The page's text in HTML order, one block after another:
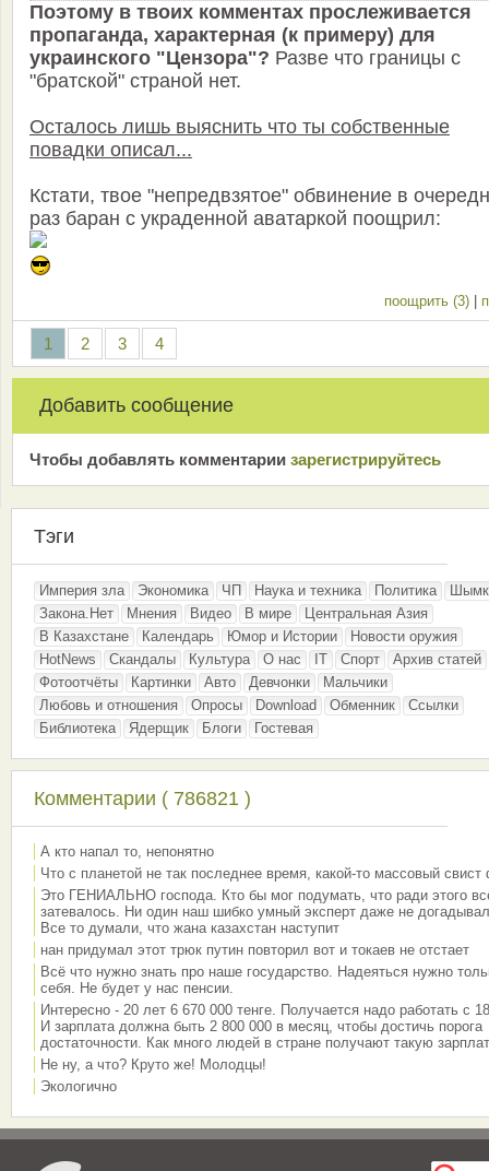
Поэтому в твоих комментах прослеживается
пропаганда, характерная (к примеру) для
украинского "Цензора"? Разве что границы с
"братской" страной нет.
Осталось лишь выяснить что ты собственные
повадки описал...
Кстати, твое "непредвзятое" обвинение в
раз баран с украденной аватаркой поощрил:
поощрить (3)
1 2 3 4
Добавить сообщение
Чтобы добавлять комментарии зарeгиcтрирyйтeсь
Тэги
Империя зла Экономика ЧП Наука и техника Политика
Закона.Нет
Мнения Видео В мире
Центральная Азия
В Казахстане
Календарь Юмор и Истории
Новости оружия
HotNews
Скандалы Культура О нас IT Спорт
Архив статей
Фотоотчёты
Картинки Авто Девчонки
Мальчики
Любовь и отношения
Опросы Download Обменник
Ссылки
Библиотека
Ядерщик Блоги Гостевая
Комментарии ( 786821 )
А кто напал то, непонятно
Что с планетой не так последнее время, какой-то массовый свист
Это ГЕНИАЛЬНО господа. Кто бы мог подумать, что ради этого
затевалось. Ни один наш шибко умный эксперт даже не
Все то думали, что жана казахстан наступит
нан придумал этот трюк путин повторил вот и токаев не отстает
Всё что нужно знать про наше государство. Надеяться нужно
себя. Не будет у нас пенсии.
Интересно - 20 лет 6 670 000 тенге. Получается надо работать с
И зарплата должна быть 2 800 000 в месяц, чтобы достичь порога
достаточности. Как много людей в стране получают такую
Не ну, а что? Круто же! Молодцы!
Экологично